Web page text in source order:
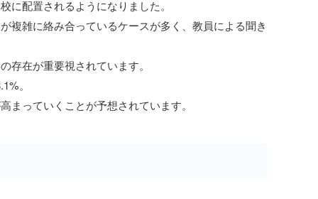
配置されるようになりました。
複雑に絡み合っているケースが多く、教員による聞き
在が重要視されています。
。
っていくことが予想されています。